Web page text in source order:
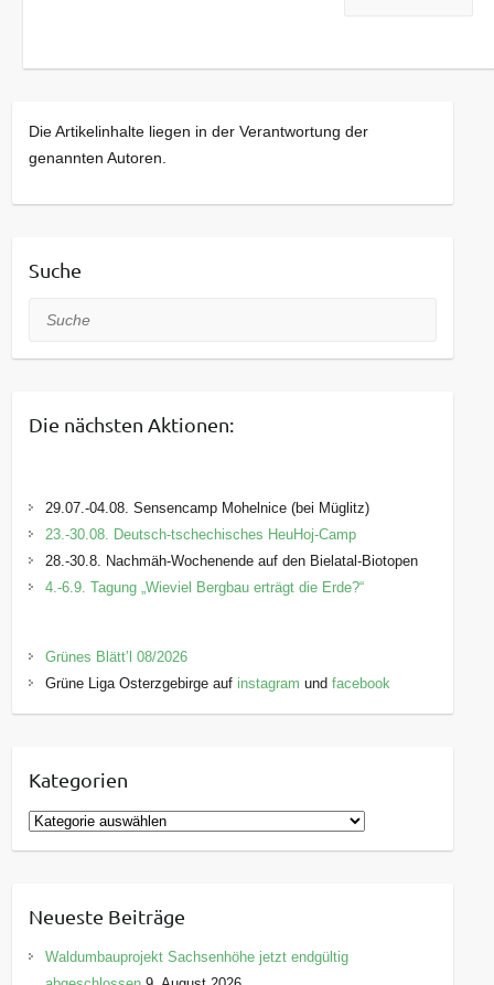
Die Artikelinhalte liegen in der Verantwortung der
genannten Autoren.
Suche
Suche
Die nächsten Aktionen:
29.07.-04.08. Sensencamp Mohelnice (bei Müglitz)
23.-30.08. Deutsch-tschechisches HeuHoj-Camp
28.-30.8. Nachmäh-Wochenende auf den Bielatal-Biotopen
4.-6.9. Tagung „Wieviel Bergbau erträgt die Erde?“
Grünes Blätt’l 08/2026
Grüne Liga Osterzgebirge auf instagram undfacebook
Kategorien
K
a
g
o
Neueste Beiträge
Waldumbauprojekt Sachsenhöhe jetzt endgültig